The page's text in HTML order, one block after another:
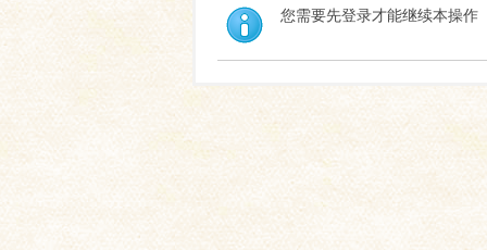
您需要先登录才能继续本操作